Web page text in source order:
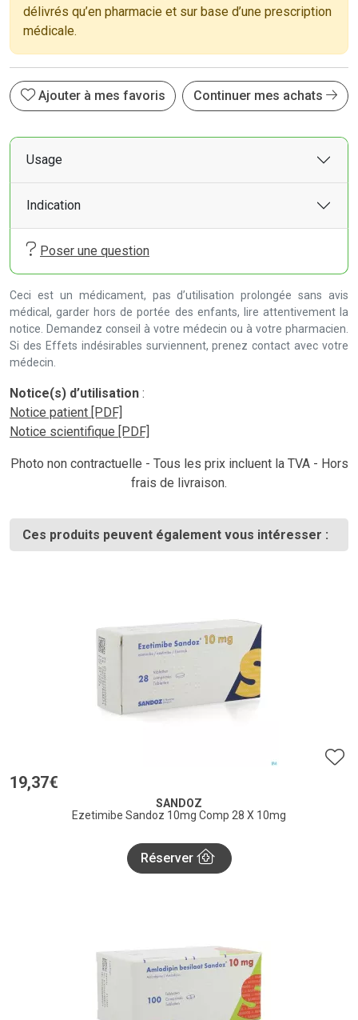
délivrés qu’en pharmacie et sur base d’une prescription
médicale.
Ajouter à mes favoris Continuer mes achats
Usage
Indication
Poser une question
Ceci est un médicament, pas d’utilisation prolongée sans avis
médical, garder hors de portée des enfants, lire attentivement la
notice. Demandez conseil à votre médecin ou à votre pharmacien.
Si des Effets indésirables surviennent, prenez contact avec votre
médecin.
Notice(s) d’utilisation :
Notice patient [PDF]
Notice scientifique [PDF]
Photo non contractuelle - Tous les prix incluent la TVA - Hors
frais de livraison.
Ces produits peuvent également vous intéresser :
19,37€
SANDOZ
Ezetimibe Sandoz 10mg Comp 28 X 10mg
Réserver